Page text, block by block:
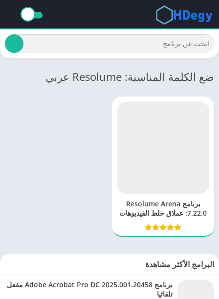
ضع الكلمة المناسبة: Resolume عربي
برنامج Resolume Arena
7.22.0: عملاق خلط الفيديوهات
البرامج الأكثر مشاهدة
برنامج Adobe Acrobat Pro DC 2025.001.20458 مفعل
تلقائيا